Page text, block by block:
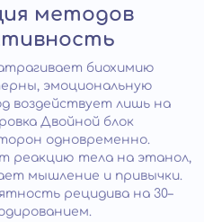
методов
биохимию
эмоциональную
воздействует лишь на
Двойной блок
одновременно.
реакцию тела на этанол,
мышление и привычки.
рецидива на 30–